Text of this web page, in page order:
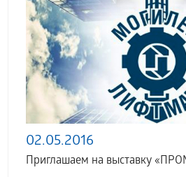
02.05.2016
Приглашаем на выставку